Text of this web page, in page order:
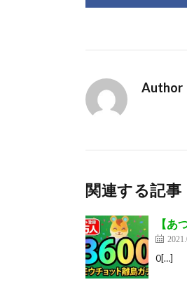
Author
関連する記事
【あ
0[…]